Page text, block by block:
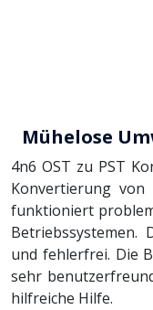
Mühelose
4n6 OST zu PST
Konvertierung
funktioniert
und fehlerfrei. Die
sehr
hilfreiche Hilfe.